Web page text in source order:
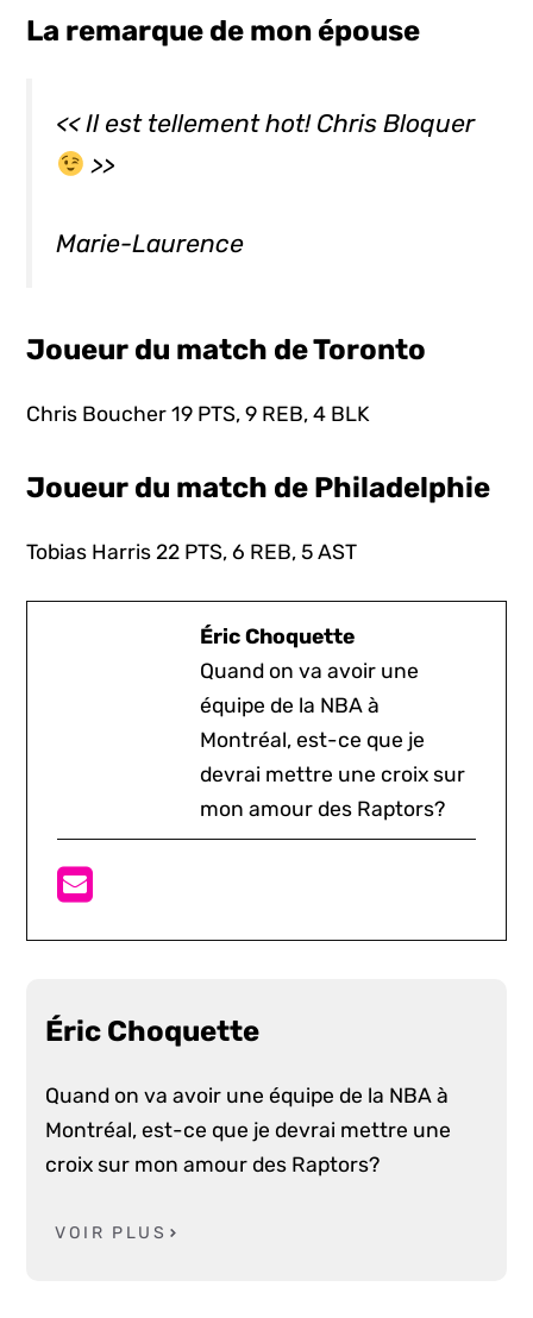
La remarque de mon épouse
<< Il est tellement hot! ChrisBloquer
>>
Marie-Laurence
Joueur du match de Toronto
Chris Boucher 19 PTS, 9 REB, 4 BLK
Joueur du match de Philadelphie
Tobias Harris 22 PTS, 6 REB, 5 AST
Éric Choquette
Quand on va avoir une
équipe de la NBA à
Montréal, est-ce que je
devrai mettre une croix sur
mon amour des Raptors?
Éric Choquette
Quand on va avoir une équipe de la NBA à
Montréal, est-ce que je devrai mettre une
croix sur mon amour des Raptors?
VOIR PLUS